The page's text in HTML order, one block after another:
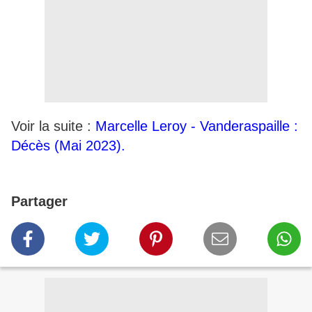
Voir la suite : Marcelle Leroy - Vanderaspaille :
Décès (Mai 2023).
Partager